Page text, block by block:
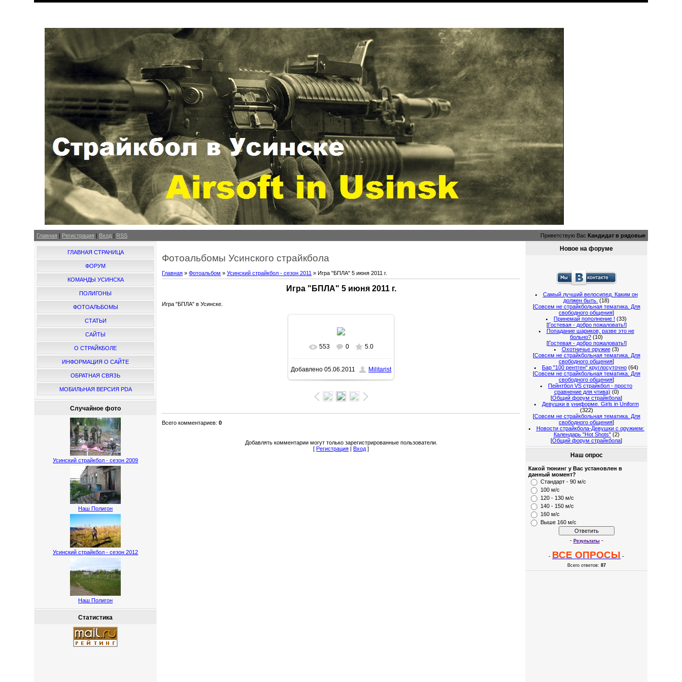
Главная | Регистрация | Вход | RSS Приветствую Вас Кандидат в рядовые
ГЛАВНАЯ СТРАНИЦА
ФОРУМ
КОМАНДЫ УСИНСКА
ПОЛИГОНЫ
ФОТОАЛЬБОМЫ
СТАТЬИ
САЙТЫ
О СТРАЙКБОЛЕ
ИНФОРМАЦИЯ О САЙТЕ
ОБРАТНАЯ СВЯЗЬ
МОБИЛЬНАЯ ВЕРСИЯ PDA
Случайное фото
Усинский страйкбол - сезон 2009
Наш Полигон
Усинский страйкбол - сезон 2012
Наш Полигон
Статистика
Фотоальбомы Усинского страйкбола
Главная »Фотоальбом »Усинский страйкбол - сезон 2011 » Игра "БПЛА" 5 июня 2011 г.
Игра "БПЛА" 5 июня 2011 г.
Игра "БПЛА" в Усинске.
553 0 5.0
Добавлено 05.06.2011 Militarist
Всего комментариев:0
Добавлять комментарии могут только зарегистрированные пользователи.
[Регистрация |Вход ]
Новое на форуме
Самый лучший велосипед. Каким он
должен быть. (18)
[Совсем не страйкбольная тематика. Для
свободного общения]
Принемай пополнение ! (33)
[Гостевая - добро пожаловать!]
Попадание шариков, разве это не
больно? (10)
[Гостевая - добро пожаловать!]
Охотничье оружие (3)
[Совсем не страйкбольная тематика. Для
свободного общения]
Бар "100 рентген" круглосуточно (64)
[Совсем не страйкбольная тематика. Для
свободного общения]
Пейнтбол VS страйкбол - просто
сравнение для чтива) (0)
[Общий форум страйкбола]
Девушки в униформе. Girls in Uniform
(322)
[Совсем не страйкбольная тематика. Для
свободного общения]
Новости страйкбола-Девушки с оружием:
Календарь "Hot Shots" (2)
[Общий форум страйкбола]
Наш опрос
Какой тюнинг у Вас установлен в
данный момент?
Стандарт - 90 м/с
100 м/с
120 - 130 м/с
140 - 150 м/с
160 м/с
Выше 160 м/с
- Результаты -
- ВСЕ ОПРОСЫ -
Всего ответов: 87